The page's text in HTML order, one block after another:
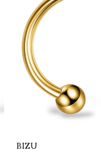
Producent
BIZU